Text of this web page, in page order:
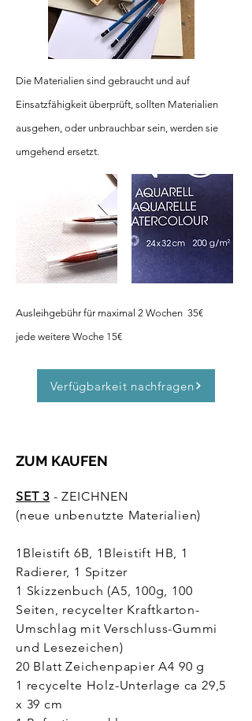
Die Materialien sind gebraucht und auf
Einsatzfähigkeit überprüft, sollten Materialien
ausgehen, oder unbrauchbar sein, werden sie
umgehend ersetzt.
Ausleihgebühr für maximal 2 Wochen 35€
jede weitere Woche 15€
Verfügbarkeit nachfragen
ZUM KAUFEN
SET 3 - ZEICHNEN
(neue unbenutzte Materialien)
1Bleistift 6B, 1Bleistift HB, 1
Radierer, 1 Spitzer
1 Skizzenbuch (A5, 100g, 100
Seiten, recycelter Kraftkarton-
Umschlag mit Verschluss-Gummi
und Lesezeichen)
20 Blatt Zeichenpapier A4 90 g
1 recycelte Holz-Unterlage ca 29,5
x 39 cm